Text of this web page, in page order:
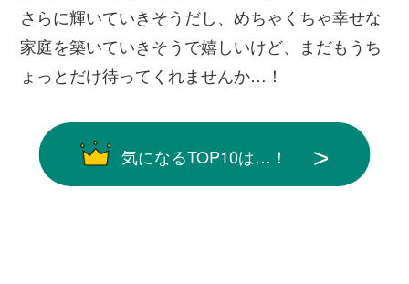
さらに輝いていきそうだし、めちゃくちゃ幸せな
家庭を築いていきそうで嬉しいけど、まだもうち
ょっとだけ待ってくれませんか…！
気になるTOP10は…！